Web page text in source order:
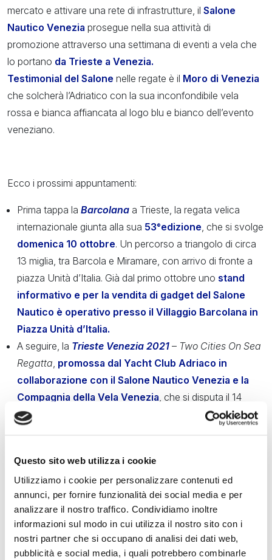
Questo sito web utilizza i cookie
Utilizziamo i cookie per personalizzare contenuti ed
annunci, per fornire funzionalità dei social media e per
analizzare il nostro traffico. Condividiamo inoltre
informazioni sul modo in cui utilizza il nostro sito con i
nostri partner che si occupano di analisi dei dati web,
pubblicità e social media, i quali potrebbero combinarle
mercato e attivare una rete di infrastrutture, il Salone
Nautico Venezia prosegue nella sua attività di
promozione attraverso una settimana di eventi a vela che
lo portano da Trieste a Venezia.
Testimonial del Salone nelle regate è il Moro di Venezia
che solcherà l’Adriatico con la sua inconfondibile vela
rossa e bianca affiancata al logo blu e bianco dell’evento
veneziano.
Ecco i prossimi appuntamenti:
Prima tappa la Barcolana a Trieste, la regata velica
internazionale giunta alla sua 53°edizione, che si svolge
domenica 10 ottobre. Un percorso a triangolo di circa
13 miglia, tra Barcola e Miramare, con arrivo di fronte a
piazza Unità d’Italia. Già dal primo ottobre uno stand
informativo e per la vendita di gadget del Salone
Nautico è operativo presso il Villaggio Barcolana in
Piazza Unità d’Italia.
A seguire, la Trieste Venezia 2021 – Two Cities On Sea
Regatta, promossa dal Yacht Club Adriaco in
collaborazione con il Salone Nautico Venezia e la
Compagnia della Vela Venezia, che si disputa il 14
otto
quest’anno riservata alle
appuntamenti agonistici del calendario di regate nel
Golfo di Trieste e i successivi eventi in programma a
Venezia .Partenza alle ore 9.00, davanti al bacino San
Giusto per una rotta di 60 miglia verso Venezia. A
Venezia la flotta dei maxi sarà accolta negli spazi
dell’Arsenalemessi a disposizione dal Salone